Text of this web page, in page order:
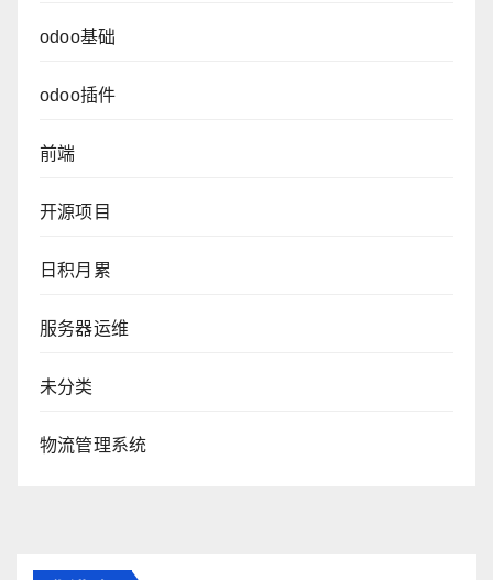
odoo基础
odoo插件
前端
开源项目
日积月累
服务器运维
未分类
物流管理系统